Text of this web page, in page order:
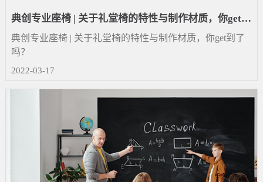
典创专业座椅 | 关于礼堂椅的特性与制作材质，你get到
了吗？
典创专业座椅 | 关于礼堂椅的特性与制作材质，你get到了
吗？
2022-03-17